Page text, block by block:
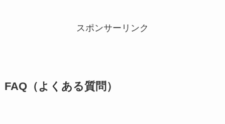
スポンサーリンク
FAQ（よくある質問）